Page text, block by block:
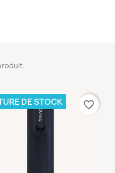
DE STOCK favorite_border